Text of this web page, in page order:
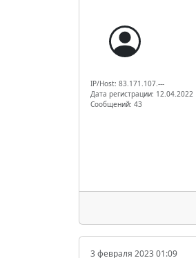
IP/Host: 83.171.107.---
Дата регистрации: 12.04.2022
Сообщений: 43
3 февраля 2023 01:09